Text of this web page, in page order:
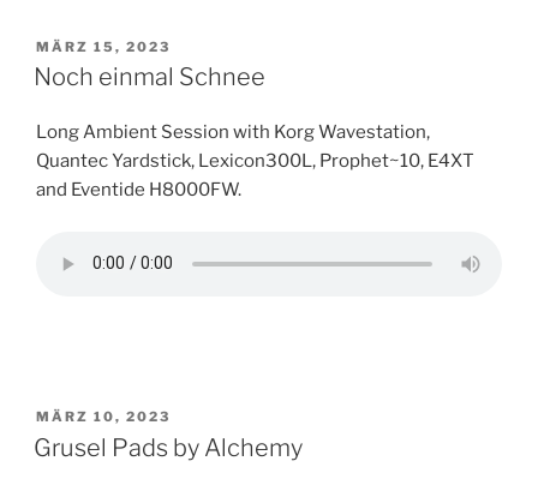
VERÖFFENTLICHT
AM
MÄRZ 15, 2023
Noch einmal Schnee
Long Ambient Session with Korg Wavestation,
Quantec Yardstick, Lexicon300L, Prophet~10, E4XT
and Eventide H8000FW.
VERÖFFENTLICHT
AM
MÄRZ 10, 2023
Grusel Pads by Alchemy